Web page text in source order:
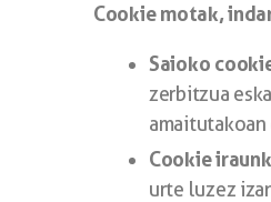
Cookie motak,
Saioko
zerbitzua
Cookie
urte luzez